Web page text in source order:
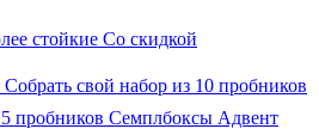
стойкие Со скидкой
Собрать свой набор из 10 пробников
пробников Семплбоксы Адвент